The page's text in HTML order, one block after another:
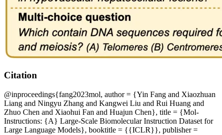
Citation
@inproceedings{fang2023mol, author = {Yin Fang and Xiaozhuan
Liang and Ningyu Zhang and Kangwei Liu and Rui Huang and
Zhuo Chen and Xiaohui Fan and Huajun Chen}, title = {Mol-
Instructions: {A} Large-Scale Biomolecular Instruction Dataset for
Large Language Models}, booktitle = {{ICLR}}, publisher =